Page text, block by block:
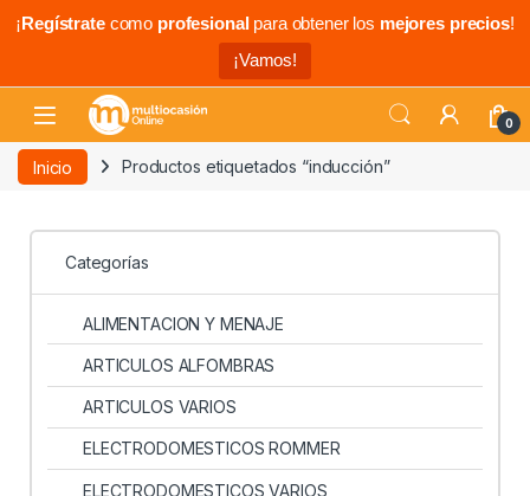
¡Regístratecomo profesionalpara obtener los mejores precios!
¡Vamos!
0
Inicio Productos etiquetados “inducción”
Categorías
ALIMENTACION Y MENAJE
ARTICULOS ALFOMBRAS
ARTICULOS VARIOS
ELECTRODOMESTICOS ROMMER
ELECTRODOMESTICOS VARIOS